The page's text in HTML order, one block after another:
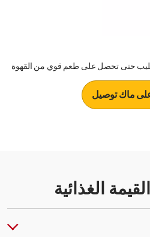
حتى تحصل على طعم قوي من القهوة
ماك توصيل
الغذائية